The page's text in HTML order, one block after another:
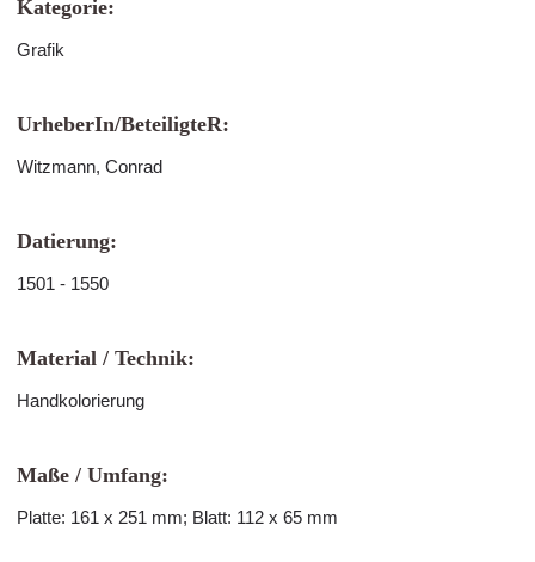
Kategorie:
Grafik
UrheberIn/BeteiligteR:
Witzmann, Conrad
Datierung:
1501 - 1550
Material / Technik:
Handkolorierung
Maße / Umfang:
Platte: 161 x 251 mm; Blatt: 112 x 65 mm